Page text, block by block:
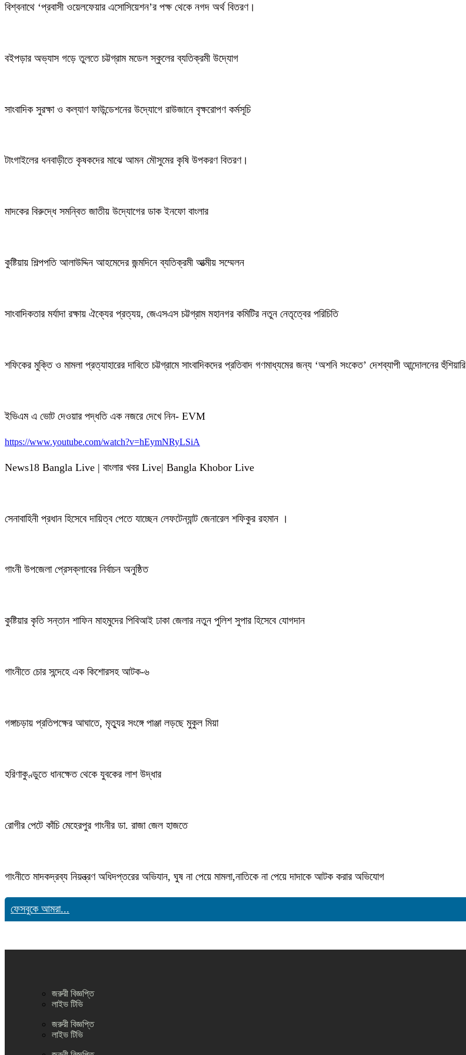
বিশ্বনাথে ‘প্রবাসী ওয়েলফেয়ার এসোসিয়েশন’র পক্ষ থেকে নগদ অর্থ বিতরণ।
বইপড়ার অভ্যাস গড়ে তুলতে চট্টগ্রাম মডেল স্কুলের ব্যতিক্রমী উদ্যোগ
সাংবাদিক সুরক্ষা ও কল্যাণ ফাউন্ডেশনের উদ্যোগে রাউজানে বৃক্ষরোপণ কর্মসূচি
টাংগাইলের ধনবাড়ীতে কৃষকদের মাঝে আমন মৌসুমের কৃষি উপকরণ বিতরণ।
মাদকের বিরুদ্ধে সমন্বিত জাতীয় উদ্যোগের ডাক ইনফো বাংলার
কুষ্টিয়ায় শিল্পপতি আলাউদ্দিন আহমেদের জন্মদিনে ব্যতিক্রমী আত্মীয় সম্মেলন
সাংবাদিকতার মর্যাদা রক্ষায় ঐক্যের প্রত্যয়, জেএসএস চট্টগ্রাম মহানগর কমিটির নতুন নেতৃত্বের পরিচিতি
শফিকের মুক্তি ও মামলা প্রত্যাহারের দাবিতে চট্টগ্রামে সাংবাদিকদের প্রতিবাদ গণমাধ্যমের জন্য ‘অশনি সংকেত’ দেশব্যাপী আন্দোলনের হুঁশিয়ারি
ইভিএম এ ভোট দেওয়ার পদ্ধতি এক নজরে দেখে নিন- EVM
https://www.youtube.com/watch?v=hEymNRyLSiA
News18 Bangla Live | বাংলার খবর Live| Bangla Khobor Live
সেনাবাহিনী প্রধান হিসেবে দায়িত্ব পেতে যাচ্ছেন লেফটেন্যান্ট জেনারেল শফিকুর রহমান ।
গাংনী উপজেলা প্রেসক্লাবের নির্বাচন অনুষ্ঠিত
কুষ্টিয়ার কৃতি সন্তান শাফিন মাহমুদের পিবিআই ঢাকা জেলার নতুন পুলিশ সুপার হিসেবে যোগদান
গাংনীতে চোর সন্দেহে এক কিশোরসহ আটক-৬
গঙ্গাচড়ায় প্রতিপক্ষের আঘাতে, মৃত্যুর সংঙ্গে পাঞ্জা লড়ছে মুকুল মিয়া
হরিণাকুণ্ডুতে ধানক্ষেত থেকে যুবকের লাশ উদ্ধার
রোগীর পেটে কাঁচি মেহেরপুর গাংনীর ডা. রাজা জেল হাজতে
গাংনীতে মাদকদ্রব্য নিয়ন্ত্রণ অধিদপ্তরের অভিযান, ঘুষ না পেয়ে মামলা,নাতিকে না পেয়ে দাদাকে আটক করার অভিযোগ
ফেসবুকে আমরা...
জরুরী বিজ্ঞপ্তি
লাইভ টিভি
জরুরী বিজ্ঞপ্তি
লাইভ টিভি